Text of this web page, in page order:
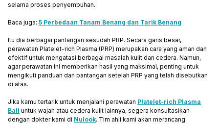
selama proses penyembuhan.
Baca juga: 5 Perbedaan Tanam Benang dan Tarik Benang
Itu dia berbagai pantangan sesudah PRP. Secara garis besar,
perawatan Platelet-rich Plasma (PRP) merupakan cara yang aman dan
efektif untuk mengatasi berbagai masalah kulit dan cedera. Namun,
agar perawatan ini memberikan hasil yang maksimal, penting untuk
mengikuti panduan dan pantangan setelah PRP yang telah disebutkan
di atas.
Jika kamu tertarik untuk menjalani perawatan Platelet-rich Plasma
Bali untuk wajah atau cedera kulit lainnya, segera konsultasikan
dengan dokter kami di Nulook. Tim ahli kami akan merancang